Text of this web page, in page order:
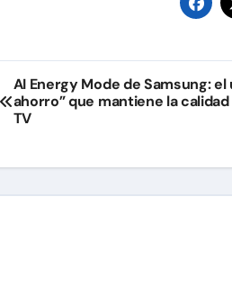
Navegación
de
AI Energy Mode de Samsung: el
ahorro” que mantiene la
TV